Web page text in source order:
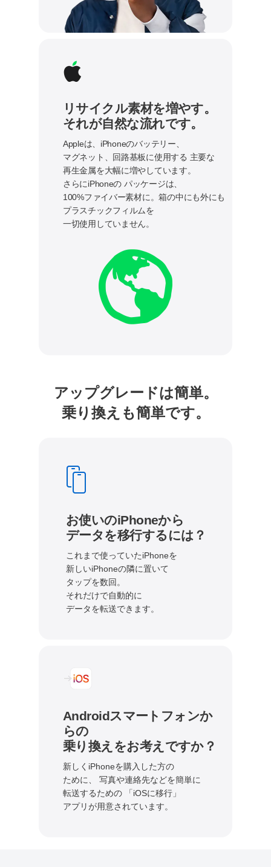
リサイクル素材を増やす。
それが自然な流れです。
Appleは、iPhoneのバッテリー、
マグネット、回路基板に使用する 主要な
再生金属を大幅に増やしています。
さらにiPhoneの パッケージは、
100%ファイバー素材に。箱の中にも外にも
プラスチックフィルムを
一切使用していません。
アップグレードは簡単。
乗り換えも簡単です。
お使いのiPhoneから
データを移行するには？
これまで使っていたiPhoneを
新しいiPhoneの隣に置いて
タップを数回。
それだけで自動的に
データを転送できます。
Androidスマートフォンか
らの
乗り換えをお考えですか？
新しくiPhoneを購入した方の
ために、
写真や連絡先などを簡単に
転送するための 「iOSに移行」
アプリが用意されています。